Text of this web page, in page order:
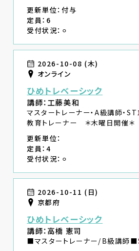
更新単位：付与
定員：6
受付状況：⚪︎
2026-10-08 (木)
オンライン
ひめトレベーシック
講師：工藤美和
マスタートレーナー・A級講師・
教育トレーナー ＊木曜日開催＊
更新単位：
定員：4
受付状況：⚪︎
2026-10-11 (日)
京都府
ひめトレベーシック
講師：高橋 憲司
■マスタートレーナー/B級講師